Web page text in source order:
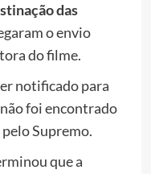
das
o envio
do filme.
notificado para
foi encontrado
Supremo.
que a